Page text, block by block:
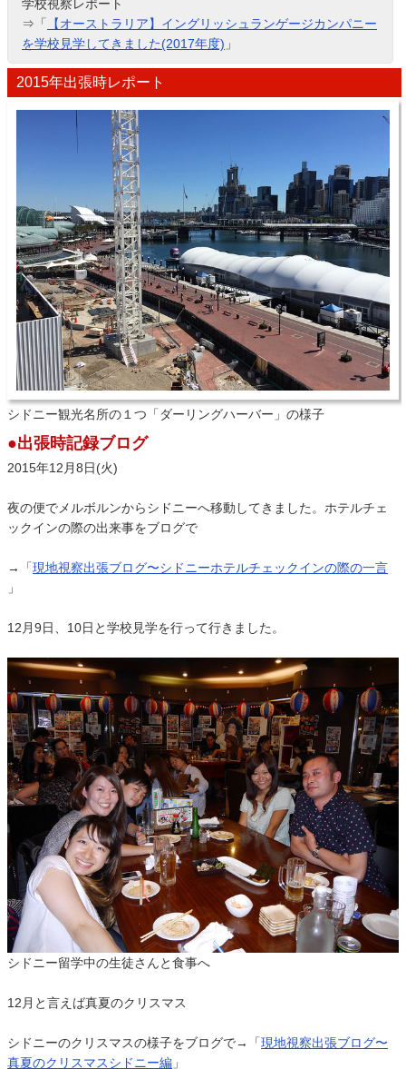
学校視察レポート
⇒「
【オーストラリア】イングリッシュランゲージカンパニー
を学校見学してきました(2017年度) 」
2015年出張時レポート
シドニー観光名所の１つ「ダーリングハーバー」の様子
●出張時記録ブログ
2015年12月8日(火)
夜の便でメルボルンからシドニーへ移動してきました。ホテルチェ
ックインの際の出来事をブログで
→「現地視察出張ブログ〜シドニーホテルチェックインの際の一言
」
12月9日、10日と学校見学を行って行きました。
シドニー留学中の生徒さんと食事へ
12月と言えば真夏のクリスマス
シドニーのクリスマスの様子をブログで→「現地視察出張ブログ〜
真夏のクリスマスシドニー編 」